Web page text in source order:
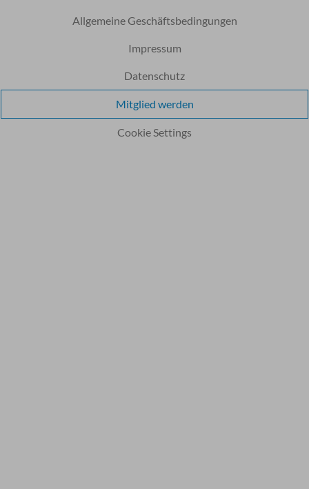
Allgemeine Geschäftsbedingungen
Impressum
Datenschutz
Mitglied werden
Cookie Settings